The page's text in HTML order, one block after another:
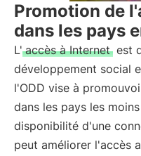
Promotion de
dans les pays
L' accès à Internet est
développement social
l'ODD vise à
dans les pays les
disponibilité d'une
peut améliorer l'accès